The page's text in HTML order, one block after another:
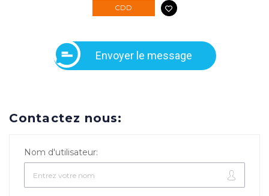
CDD
Envoyer le message
Contactez nous:
Nom d'utilisateur: